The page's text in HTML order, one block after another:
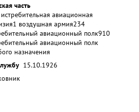
часть
авиационная
1 воздушная армия234
авиационный полк910
авиационный полк
назначения
15.10.1926